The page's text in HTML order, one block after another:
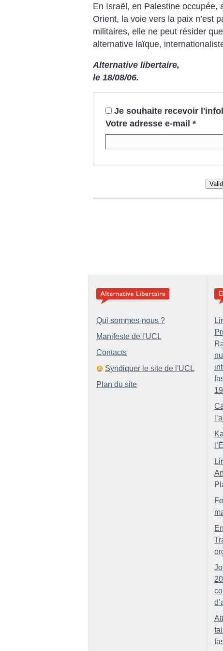
En Israël, en Palestine occupée,
Orient, la voie vers la paix n’est
militaires, elle ne peut résider
alternative laïque,
Alternative libertaire,
le 18/08/06.
Je souhaite recevoir
Votre adresse e-mail *
Qui sommes-nous ?
Manifeste de l'UCL
Contacts
Syndiquer le site de l'UCL
Plan du site